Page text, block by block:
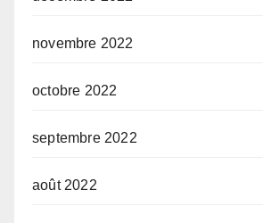
novembre 2022
octobre 2022
septembre 2022
août 2022